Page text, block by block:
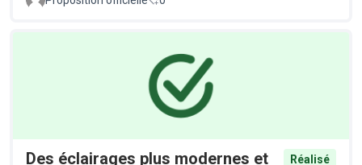
Des éclairages plus modernes et Réalisé